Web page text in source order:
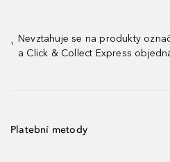
¹
Nevztahuje se na produkty
a Click & Collect Express
Platební metody